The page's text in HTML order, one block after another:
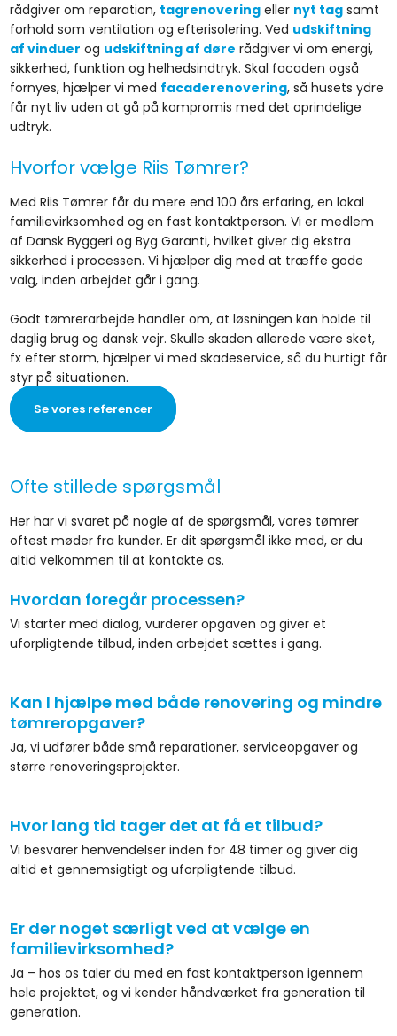
rådgiver om reparation, tagrenoveringeller nyt tagsamt
forhold som ventilation og efterisolering. Ved udskiftning
af vinduer og udskiftning af døre rådgiver vi om energi,
sikkerhed, funktion og helhedsindtryk. Skal facaden også
fornyes, hjælper vi med facaderenovering, så husets ydre
får nyt liv uden at gå på kompromis med det oprindelige
udtryk.
Hvorfor vælge Riis Tømrer?
Med Riis Tømrer får du mere end 100 års erfaring, en lokal
familievirksomhed og en fast kontaktperson. Vi er medlem
af Dansk Byggeri og Byg Garanti, hvilket giver dig ekstra
sikkerhed i processen. Vi hjælper dig med at træffe gode
valg, inden arbejdet går i gang.
Godt tømrerarbejde handler om, at løsningen kan holde til
daglig brug og dansk vejr. Skulle skaden allerede være sket,
fx efter storm, hjælper vi med skadeservice, så du hurtigt får
styr på situationen.​
Se vores referencer
Ofte stillede spørgsmål
Her har vi svaret på nogle af de spørgsmål, vores tømrer
oftest møder fra kunder. Er dit spørgsmål ikke med, er du
altid velkommen til at kontakte os.
Hvordan foregår processen?
Vi starter med dialog, vurderer opgaven og giver et
uforpligtende tilbud, inden arbejdet sættes i gang.
Kan I hjælpe med både renovering og mindre
tømreropgaver?
Ja, vi udfører både små reparationer, serviceopgaver og
større renoveringsprojekter.
Hvor lang tid tager det at få et tilbud?
Vi besvarer henvendelser inden for 48 timer og giver dig
altid et gennemsigtigt og uforpligtende tilbud.
Er der noget særligt ved at vælge en
familievirksomhed?
Ja – hos os taler du med en fast kontaktperson igennem
hele projektet, og vi kender håndværket fra generation til
generation.​